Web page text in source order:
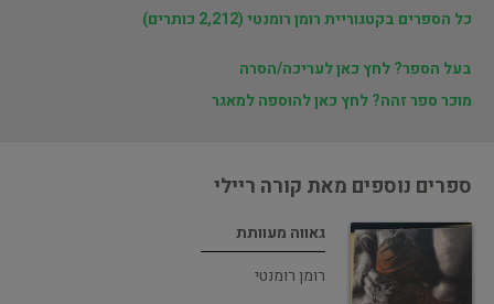
כל הספרים בקטגוריית רומן רומנטי (2,212 כותרים)
בעל הספר? לחץ כאן לעריכה/הסרה
מוכר ספר זהה? לחץ כאן להוספה למאגר
ספרים נוספים מאת קורה ריילי
גאווה מעוותת
רומן רומנטי